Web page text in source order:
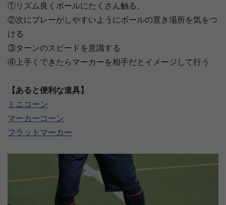
①リズム良くボールにたくさん触る。
②次にプレーがしやすいようにボールの置き場所を気をつ
ける
③ターンのスピードを意識する
④上手くできたらマーカーを相手だとイメージして行う
【あると便利な道具】
ミニコーン
マーカーコーン
フラットマーカー